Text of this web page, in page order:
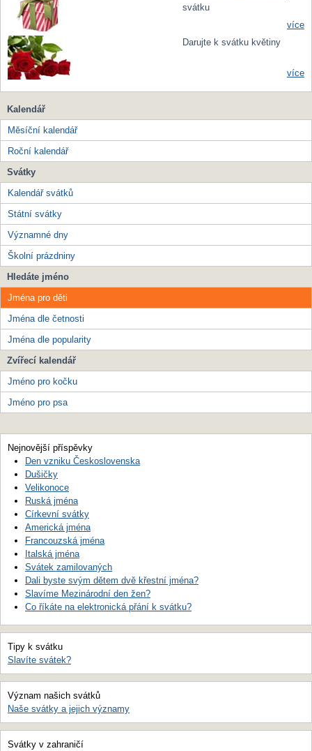
svátku
více
Darujte k svátku květiny
více
Kalendář
Měsíční kalendář
Roční kalendář
Svátky
Kalendář svátků
Státní svátky
Významné dny
Školní prázdniny
Hledáte jméno
Jména pro děti
Jména dle četnosti
Jména dle popularity
Zvířecí kalendář
Jméno pro kočku
Jméno pro psa
Nejnovější příspěvky
Den vzniku Československa
Dušičky
Velikonoce
Ruská jména
Církevní svátky
Americká jména
Francouzská jména
Italská jména
Svátek zamilovaných
Dali byste svým dětem dvě křestní jména?
Slavíme Mezinárodní den žen?
Co říkáte na elektronická přání k svátku?
Tipy k svátku
Slavíte svátek?
Význam našich svátků
Naše svátky a jejich významy
Svátky v zahraničí